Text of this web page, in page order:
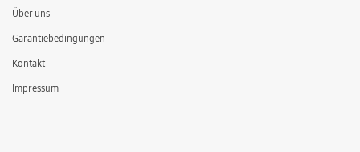
Über uns
Garantiebedingungen
Kontakt
Impressum